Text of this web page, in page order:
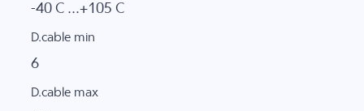
-40 C ...+105 C
D.cable min
6
D.cable max